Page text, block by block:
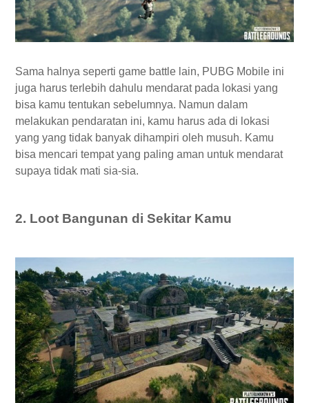
Sama halnya seperti game battle lain, PUBG Mobile ini
juga harus terlebih dahulu mendarat pada lokasi yang
bisa kamu tentukan sebelumnya. Namun dalam
melakukan pendaratan ini, kamu harus ada di lokasi
yang yang tidak banyak dihampiri oleh musuh. Kamu
bisa mencari tempat yang paling aman untuk mendarat
supaya tidak mati sia-sia.
2. Loot Bangunan di Sekitar Kamu